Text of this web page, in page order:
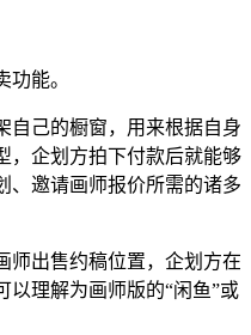
能。
己的橱窗，用来根据自身
，企划方拍下付款后就能够
、邀请画师报价所需的诸多
出售约稿位置，企划方在
以理解为画师版的“闲鱼”或